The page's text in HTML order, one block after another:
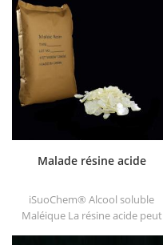
l'alcool de différents types,
tels que DT610, DT610A,
DT610H et dt6245
Malade résine acide
iSuoChem® Alcool soluble
Maléique La résine acide peut